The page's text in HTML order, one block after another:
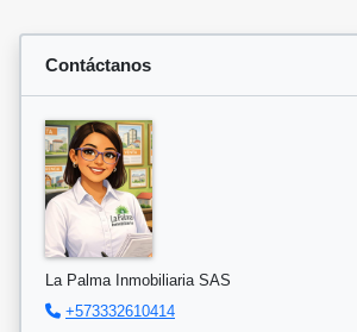
Contáctanos
La Palma Inmobiliaria SAS
+573332610414